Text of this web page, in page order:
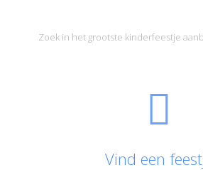
Zoek in het grootste kinderfeestje
Vind een